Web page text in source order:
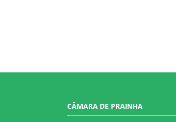
CÂMARA DE PRAINHA